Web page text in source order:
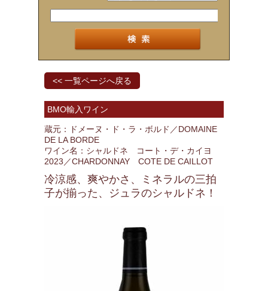
<< 一覧ページへ戻る
BMO輸入ワイン
蔵元：ドメーヌ・ド・ラ・ボルド／DOMAINE
DE LA BORDE
ワイン名：シャルドネ コート・デ・カイヨ
2023／CHARDONNAY COTE DE CAILLOT
冷涼感、爽やかさ、ミネラルの三拍
子が揃った、ジュラのシャルドネ！